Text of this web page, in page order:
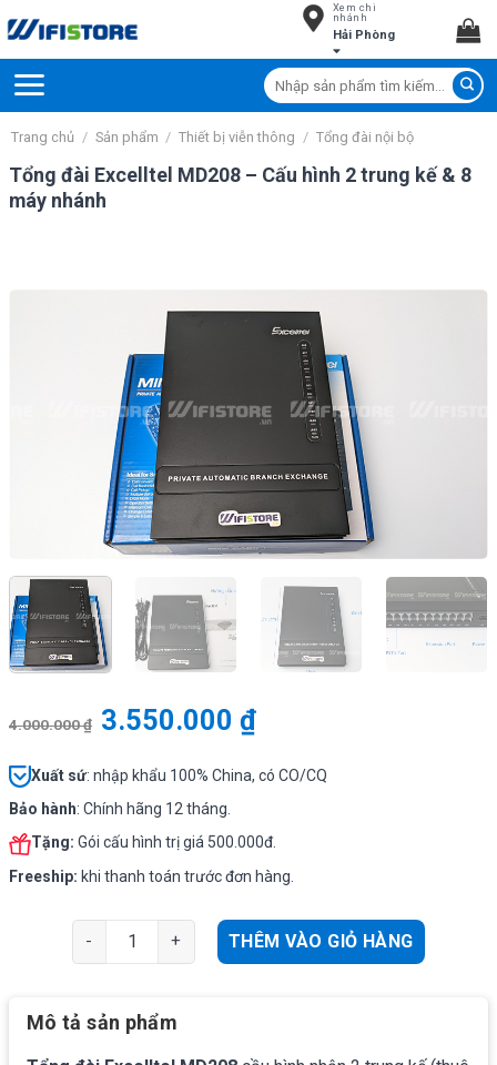
to
Xem chi
nhánh
Hải Phòng
Tìm
kiếm:
Trang chủ / Sản phẩm / Thiết bị viễn thông / Tổng đài nội bộ
Tổng đài Excelltel MD208 – Cấu hình 2 trung kế & 8
máy nhánh
4.000.000₫ 3.550.000₫
Xuất sứ: nhập khẩu 100% China, có CO/CQ
Bảo hành: Chính hãng 12 tháng.
Tặng: Gói cấu hình trị giá 500.000đ.
Freeship: khi thanh toán trước đơn hàng.
Tổng đài Excelltel MD208 – Cấu hình 2 trung kế & 8
THÊM VÀO GIỎ HÀNG
Mô tả sản phẩm